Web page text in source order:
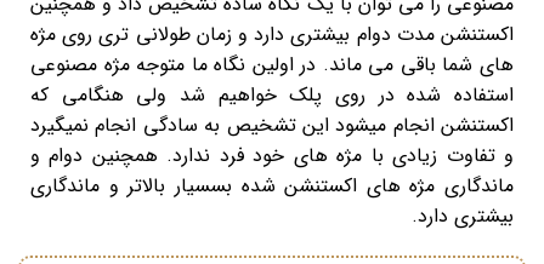
اکستنشن مدت دوام بیشتری دارد و زمان طولانی تری روی مژه
های شما باقی می ماند. در اولین نگاه ما متوجه مژه مصنوعی
استفاده شده در روی پلک خواهیم شد ولی هنگامی که
اکستنشن انجام میشود این تشخیص به سادگی انجام نمیگیرد
و تفاوت زیادی با مژه های خود فرد ندارد. همچنین دوام و
ماندگاری مژه های اکستنشن شده بسسیار بالاتر و ماندگاری
بیشتری دارد.